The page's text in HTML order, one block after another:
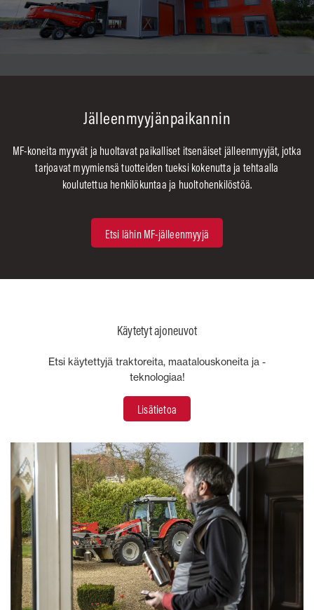
Jälleenmyyjänpaikannin
MF-koneita myyvät ja huoltavat paikalliset itsenäiset jälleenmyyjät, jotka
tarjoavat myymiensä tuotteiden tueksi kokenutta ja tehtaalla
koulutettua henkilökuntaa ja huoltohenkilöstöä.
Etsi lähin MF-jälleenmyyjä
Käytetyt ajoneuvot
Etsi käytettyjä traktoreita, maatalouskoneita ja -
teknologiaa!
Lisätietoa